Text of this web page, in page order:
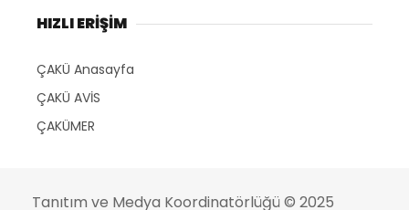
HIZLI ERİŞİM
ÇAKÜ Anasayfa
ÇAKÜ AVİS
ÇAKÜMER
Tanıtım ve Medya Koordinatörlüğü © 2025